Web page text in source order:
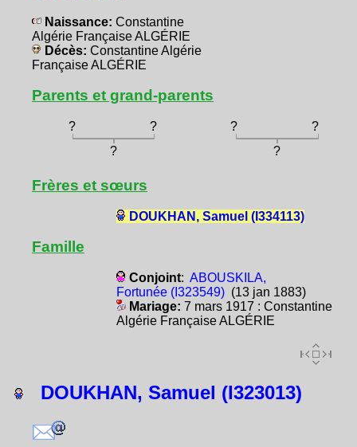
Naissance: Constantine
Algérie Française ALGÉRIE
Décès: Constantine Algérie
Française ALGÉRIE
Parents et grand-parents
? ? ?
?
?
?
Frères et sœurs
DOUKHAN, Samuel (I334113)
Famille
Conjoint: ABOUSKILA,
Fortunée (I323549)(13 jan 1883)
Mariage: 7 mars 1917 : Constantine
Algérie Française ALGÉRIE
DOUKHAN, Samuel (I323013)